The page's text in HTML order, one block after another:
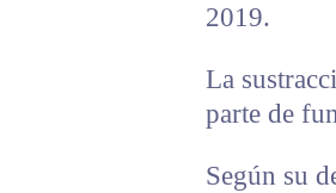
2019.
La
parte de
Según su